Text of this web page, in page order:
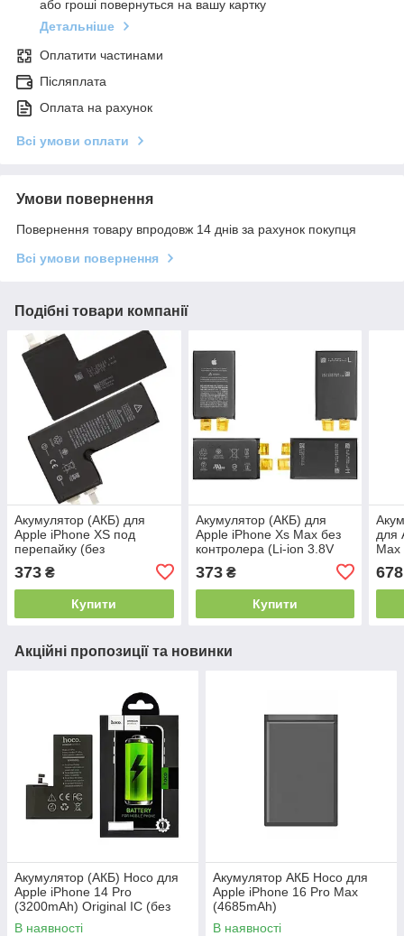
або гроші повернуться на вашу картку
Детальніше
Оплатити частинами
Післяплата
Оплата на рахунок
Всі умови оплати
Умови повернення
Повернення товару впродовж 14 днів за рахунок покупця
Всі умови повернення
Подібні товари компанії
Акумулятор (АКБ) для
Apple iPhone XS под
перепайку (без
контроллера) (2658 mAh
3.81V) AAAA
373 ₴
Купити
Акумулятор (АКБ) для
Apple iPhone Xs Max без
контролера (Li-ion 3.8V
3174mAh) Оригінал Китай
373₴
Купити
для
Max
678
Акційні пропозиції та новинки
Акумулятор (АКБ) Hoco для
Apple iPhone 14 Pro
(3200mAh) Original IC (без
помилки)
В наявності
Акумулятор АКБ Hoco для
Apple iPhone 16 Pro Max
(4685mAh)
В наявності